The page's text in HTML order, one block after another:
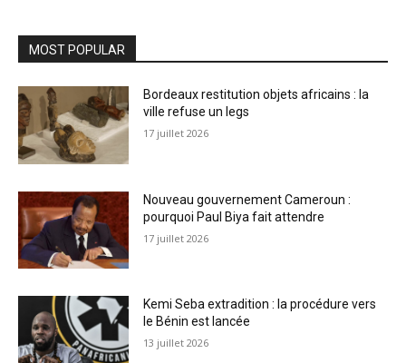
MOST POPULAR
Bordeaux restitution objets africains : la
ville refuse un legs
17 juillet 2026
Nouveau gouvernement Cameroun :
pourquoi Paul Biya fait attendre
17 juillet 2026
Kemi Seba extradition : la procédure vers
le Bénin est lancée
13 juillet 2026